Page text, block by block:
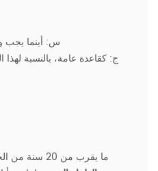
س: أينما
ج: كقاعدة عامة، بالنسبة
1. ما يقرب من 20 سنة من الخبرة في